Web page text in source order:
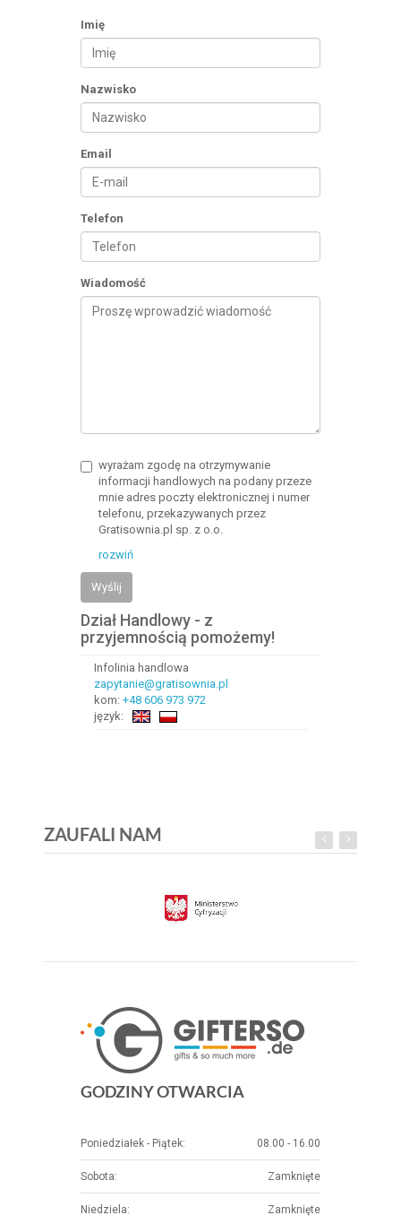
Imię
Nazwisko
Email
Telefon
Wiadomość
wyrażam zgodę na otrzymywanie
informacji handlowych na podany przeze
mnie adres poczty elektronicznej i numer
telefonu, przekazywanych przez
Gratisownia.pl sp. z o.o.
rozwiń
Wyślij
Dział Handlowy - z
przyjemnością pomożemy!
Infolinia handlowa
zapytanie@gratisownia.pl
kom: +48 606 973 972
język:
ZAUFALI NAM
GODZINY OTWARCIA
Poniedziałek - Piątek: 08.00 - 16.00
Sobota: Zamknięte
Niedziela: Zamknięte